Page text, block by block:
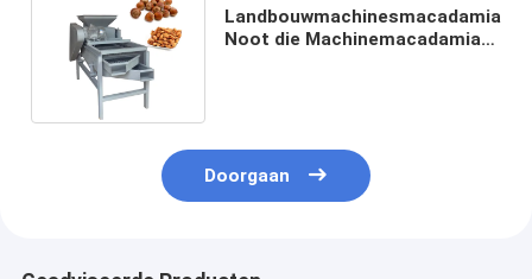
Landbouwmachinesmacadamia
Noot die Machinemacadamia
Doorgaan